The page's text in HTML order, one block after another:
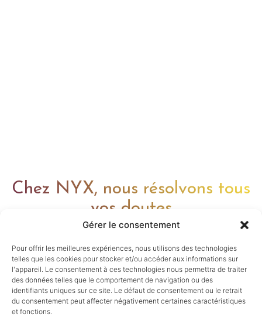
Gérer le consentement
Pour offrir les meilleures expériences, nous utilisons des technologies
telles que les cookies pour stocker et/ou accéder aux informations sur
l'appareil. Le consentement à ces technologies nous permettra de traiter
des données telles que le comportement de navigation ou des
identifiants uniques sur ce site. Le défaut de consentement ou le retrait
du consentement peut affecter négativement certaines caractéristiques
et fonctions.
Chez NYX, nous résolvons tous
vos doutes
info@chauffagenyx.fr